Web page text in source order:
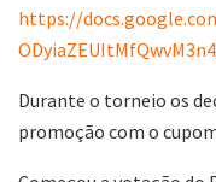
https://
Durante o torneio os
promoção com o cupom